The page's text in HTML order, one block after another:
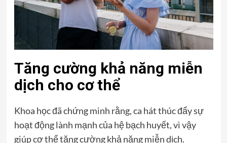
Tăng cường khả năng miễn
dịch cho cơ thể
Khoa học đã chứng minh rằng, ca hát thúc đẩy sự
hoạt động lành mạnh của hệ bạch huyết, vì vậy
giúp cơ thể tăng cường khả năng miễn dịch.